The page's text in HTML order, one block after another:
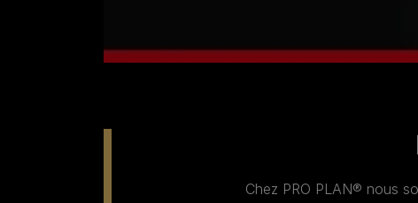
Chez PRO PLAN® nous